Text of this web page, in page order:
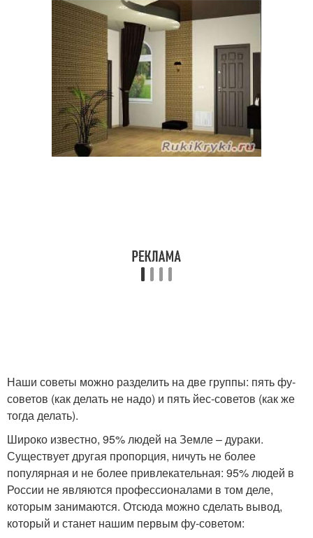
Наши советы можно разделить на две группы: пять фу-
советов (как делать не надо) и пять йес-советов (как же
тогда делать).
Широко известно, 95% людей на Земле – дураки.
Существует другая пропорция, ничуть не более
популярная и не более привлекательная: 95% людей в
России не являются профессионалами в том деле,
которым занимаются. Отсюда можно сделать вывод,
который и станет нашим первым фу-советом: